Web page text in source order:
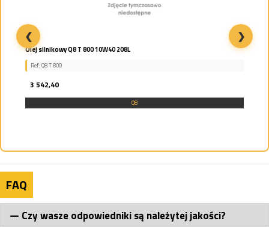
Olej silnikowy Q8 T 800 10W40 208L
Ref: Q8 T 800
3 542,40
Q8
❮ ❯
FAQ
Czy wasze odpowiedniki są należytej jakości?